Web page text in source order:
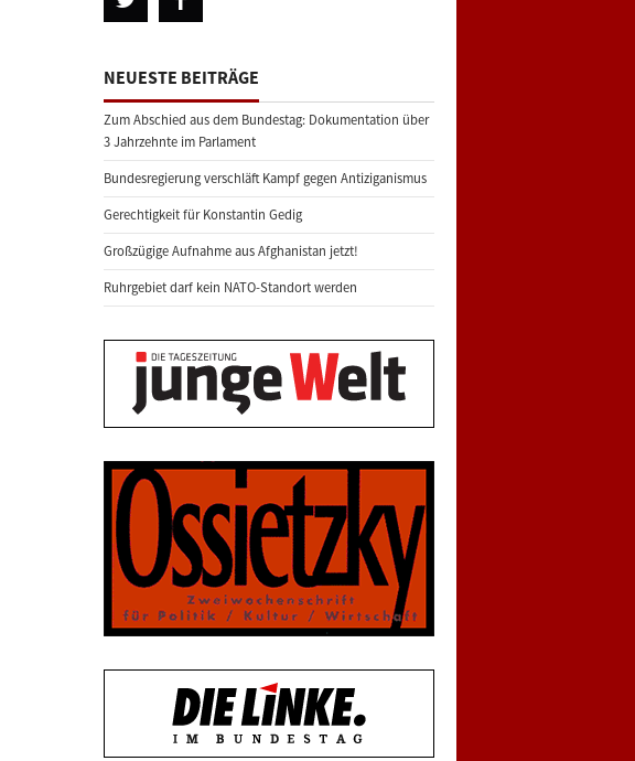
NEUESTE BEITRÄGE
Zum Abschied aus dem Bundestag: Dokumentation über
3 Jahrzehnte im Parlament
Bundesregierung verschläft Kampf gegen Antiziganismus
Gerechtigkeit für Konstantin Gedig
Großzügige Aufnahme aus Afghanistan jetzt!
Ruhrgebiet darf kein NATO-Standort werden